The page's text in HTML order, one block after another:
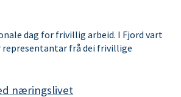
dag for frivillig arbeid. I Fjord vart
representantar frå dei frivillige
næringslivet